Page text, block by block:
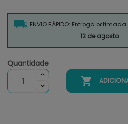
ENVIO RÁPIDO: Entrega
12 de agosto
Quantidade
